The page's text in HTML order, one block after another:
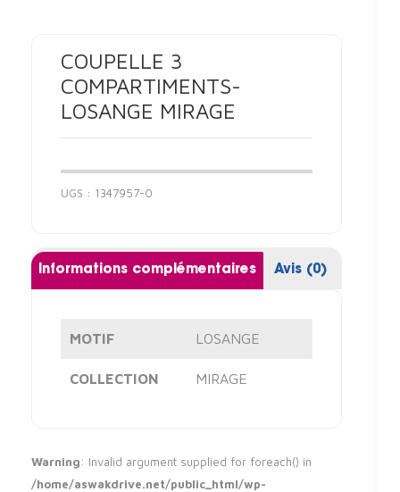
COUPELLE 3
COMPARTIMENTS-
LOSANGE MIRAGE
UGS : 1347957-0
Informations complémentaires Avis (0)
MOTIF LOSANGE
COLLECTION MIRAGE
Warning: Invalid argument supplied for foreach() in
/home/aswakdrive.net/public_html/wp-